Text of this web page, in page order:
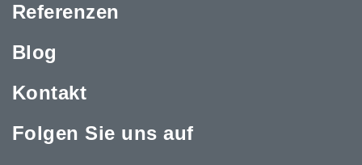
Referenzen
Blog
Kontakt
Folgen Sie uns auf